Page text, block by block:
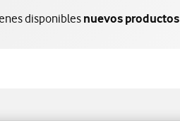
disponibles nuevos productos